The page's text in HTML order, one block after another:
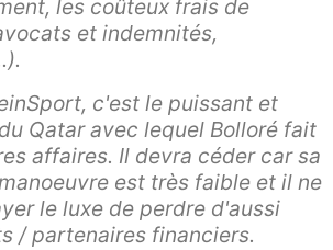
les coûteux frais de
et indemnités,
c'est le puissant et
Qatar avec lequel Bolloré fait
affaires. Il devra céder car sa
est très faible et il ne
le luxe de perdre d'aussi
/ partenaires financiers.